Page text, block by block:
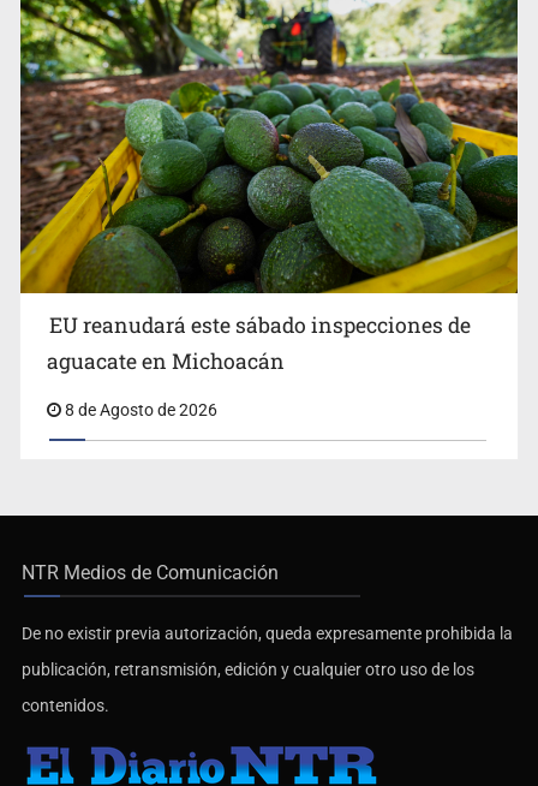
EU reanudará este sábado inspecciones de
aguacate en Michoacán
8 de Agosto de 2026
NTR Medios de Comunicación
De no existir previa autorización, queda expresamente prohibida la
publicación, retransmisión, edición y cualquier otro uso de los
contenidos.